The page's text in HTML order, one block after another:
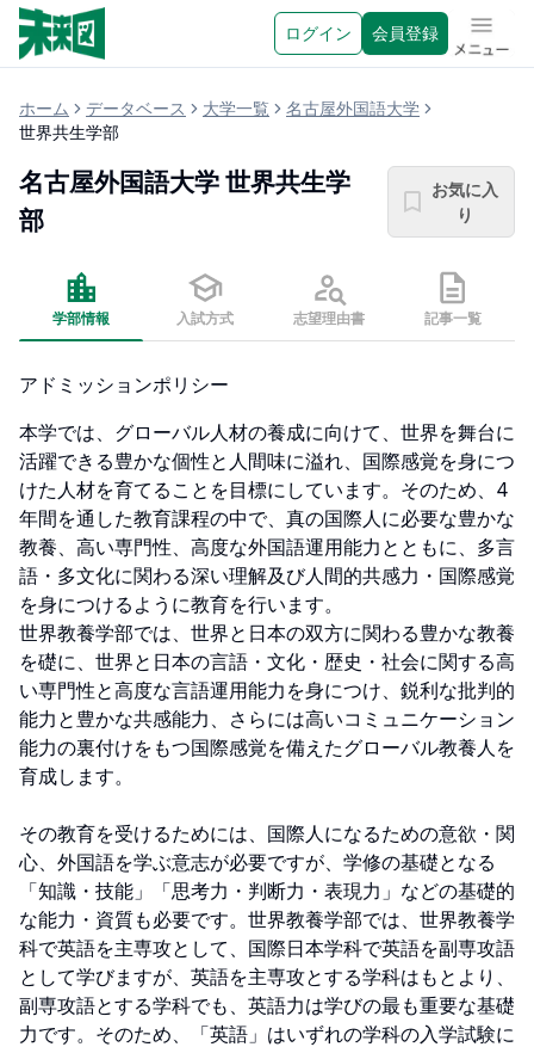
ログイン 会員登録 メニュ
ホーム データベース 大学一覧
名古屋外国語大学
世界共生学部
名古屋外国語大学 世界共生学
部
お気に入
り
学部情報 入試方式 志望理由書 記事一覧
アドミッションポリシー
本学では、グローバル人材の養成に向けて、世界を舞台に
活躍できる豊かな個性と人間味に溢れ、国際感覚を身につ
けた人材を育てることを目標にしています。そのため、4
年間を通した教育課程の中で、真の国際人に必要な豊かな
教養、高い専門性、高度な外国語運用能力とともに、多言
語・多文化に関わる深い理解及び人間的共感力・国際感覚
を身につけるように教育を行います。
世界教養学部では、世界と日本の双方に関わる豊かな教養
を礎に、世界と日本の言語・文化・歴史・社会に関する高
い専門性と高度な言語運用能力を身につけ、鋭利な批判的
能力と豊かな共感能力、さらには高いコミュニケーション
能力の裏付けをもつ国際感覚を備えたグローバル教養人を
育成します。
その教育を受けるためには、国際人になるための意欲・関
心、外国語を学ぶ意志が必要ですが、学修の基礎となる
「知識・技能」「思考力・判断力・表現力」などの基礎的
な能力・資質も必要です。世界教養学部では、世界教養学
科で英語を主専攻として、国際日本学科で英語を副専攻語
として学びますが、英語を主専攻とする学科はもとより、
副専攻語とする学科でも、英語力は学びの最も重要な基礎
力です。そのため、「英語」はいずれの学科の入学試験に